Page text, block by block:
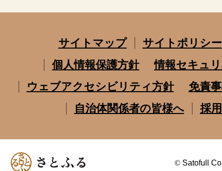
サイトマップ
サイトポリシー
個人情報保護方針
情報セキュ
ウェブアクセシビリティ方針
免責
自治体関係者の皆様へ
採
© Satofull